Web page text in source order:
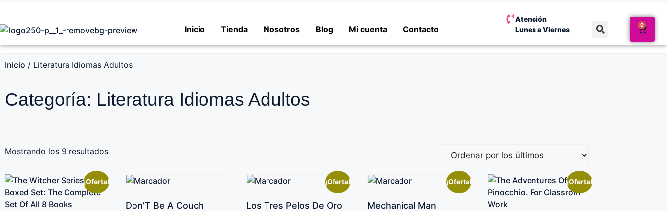
Inicio Tienda Nosotros Blog Mi cuenta Contacto
Atención
Lunes a Viernes
0
Inicio / Literatura Idiomas Adultos
Categoría: Literatura Idiomas Adultos
Mostrando los 9 resultados
¡Oferta!
Don’T Be A Couch
¡Oferta!
Los Tres Pelos De Oro
¡Oferta!
Mechanical Man
¡Oferta!